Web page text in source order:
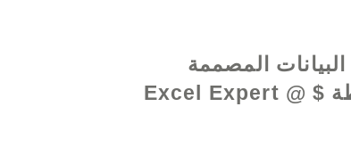
المصممة
خصيصًا بواسطة Excel Expert @ $